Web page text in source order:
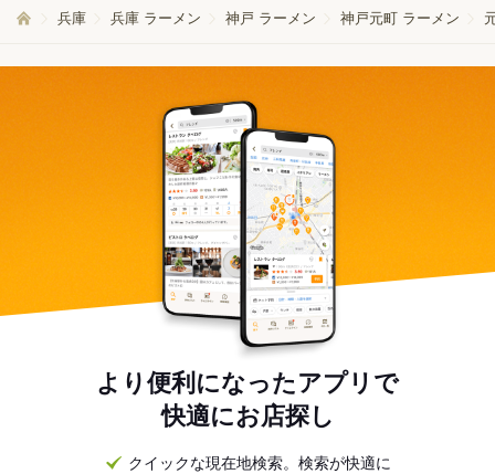
兵庫 兵庫 ラーメン 神戸 ラーメン 神戸元町 ラーメン
より便利になったアプリで
快適にお店探し
クイックな現在地検索。検索が快適に